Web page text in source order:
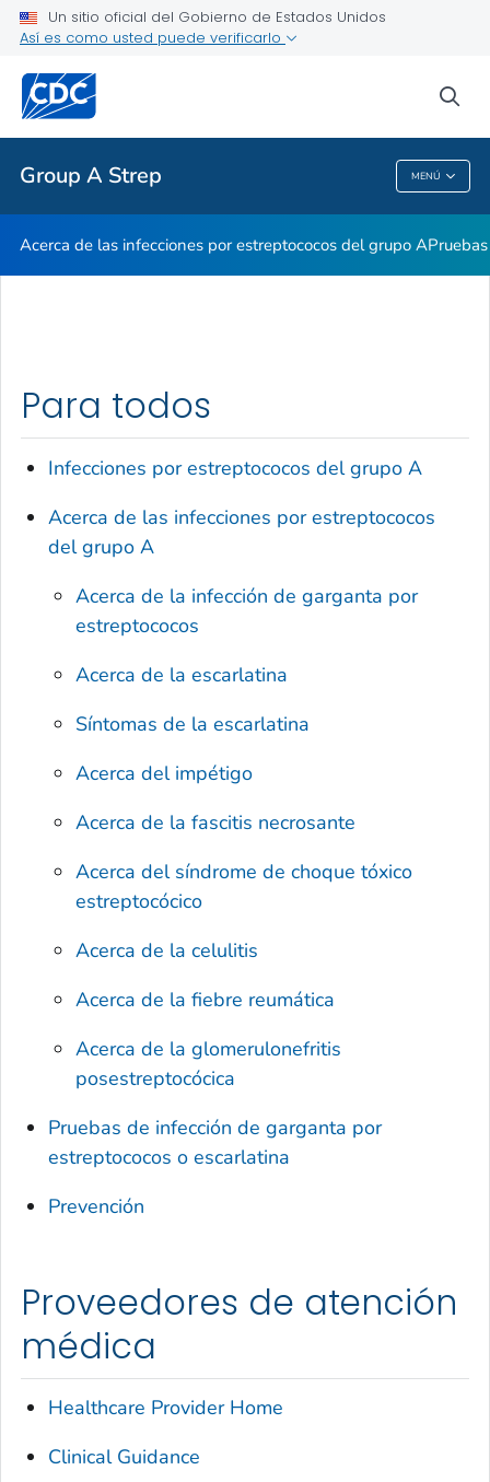
Un sitio oficial del Gobierno de Estados Unidos
Así es como usted puede verificarlo
Group A Strep MENÚ
Salud pública
Group A Strep
Acerca de las infecciones por estreptococos del grupo A
Para todos
Infecciones por estreptococos del grupo A
Acerca de las infecciones por estreptococos
del grupo A
Acerca de la infección de garganta por
estreptococos
Acerca de la escarlatina
Síntomas de la escarlatina
Acerca del impétigo
Acerca de la fascitis necrosante
Acerca del síndrome de choque tóxico
estreptocócico
Acerca de la celulitis
Acerca de la fiebre reumática
Acerca de la glomerulonefritis
posestreptocócica
Pruebas de infección de garganta por
estreptococos o escarlatina
Prevención
Proveedores de atención
médica
Healthcare Provider Home
Clinical Guidance